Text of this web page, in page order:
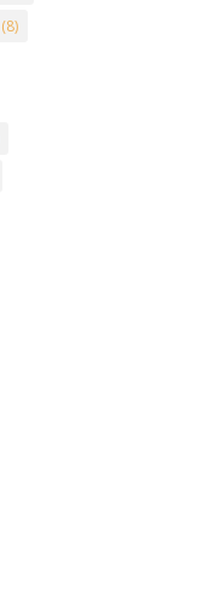
(8)